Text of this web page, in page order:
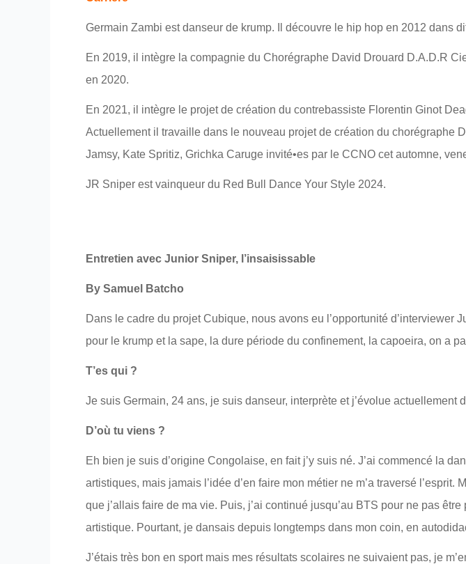
Germain Zambi est danseur de krump. Il découvre le hip hop en 2012 dans
En 2019, il intègre la compagnie du Chorégraphe David Drouard D.A.D.R
en 2020.
En 2021, il intègre le projet de création du contrebassiste Florentin Ginot
Actuellement il travaille dans le nouveau projet de création du chorégraphe
Jamsy, Kate Spritiz, Grichka Caruge invité•es par le CCNO cet automne,
JR Sniper est vainqueur du Red Bull Dance Your Style 2024.
Entretien avec Junior Sniper, l’insaisissable
By Samuel Batcho
Dans le cadre du projet Cubique, nous avons eu l’opportunité d’interviewer
pour le krump et la sape, la dure période du confinement, la capoeira, on a
T’es qui ?
Je suis Germain, 24 ans, je suis danseur, interprète et j’évolue
D’où tu viens ?
Eh bien je suis d’origine Congolaise, en fait j’y suis né. J’ai commencé la
artistiques, mais jamais l’idée d’en faire mon métier ne m’a traversé
que j’allais faire de ma vie. Puis, j’ai continué jusqu’au BTS pour ne pas
artistique. Pourtant, je dansais depuis longtemps dans mon coin, en
J’étais très bon en sport mais mes résultats scolaires ne suivaient pas, je